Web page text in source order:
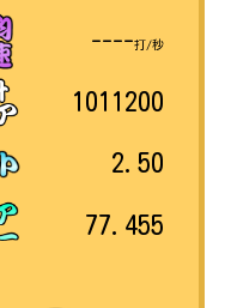
----打/秒
1011200
2.50
77.455